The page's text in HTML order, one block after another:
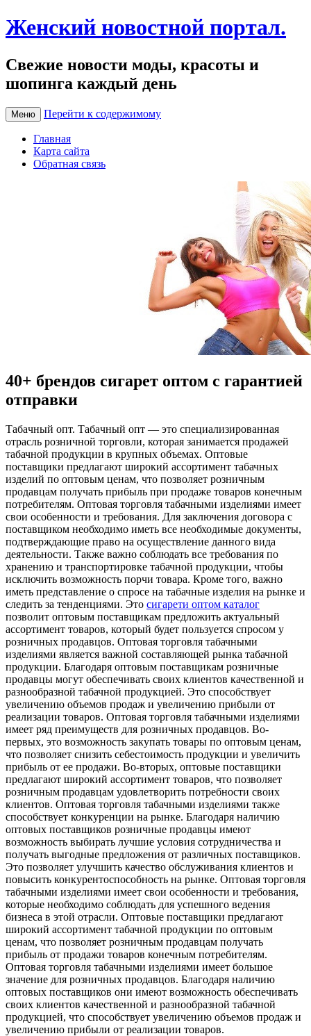
Женский новостной портал.
Свежие новости моды, красоты и
шопинга каждый день
Меню Перейти к содержимому
Главная
Карта сайта
Обратная связь
40+ брендов сигарет оптом с гарантией
отправки
Тaбaчный oпт. Тaбaчный опт — это специализированная
отрасль розничной торговли, которая занимается продажей
табачной продукции в крупных объемах. Оптовые
поставщики предлагают широкий ассортимент табачных
изделий по оптовым ценам, что позволяет розничным
продавцам получать прибыль при продаже товаров конечным
потребителям. Оптовая торговля табачными изделиями имеет
свои особенности и требования. Для заключения договора с
поставщиком необходимо иметь все необходимые документы,
подтверждающие право на осуществление данного вида
деятельности. Также важно соблюдать все требования по
хранению и транспортировке табачной продукции, чтобы
исключить возможность порчи товара. Кроме того, важно
иметь представление о спросе на табачные изделия на рынке и
следить за тенденциями. Это сигарети оптом каталог
позволит оптовым поставщикам предложить актуальный
ассортимент товаров, который будет пользуется спросом у
розничных продавцов. Оптовая торговля табачными
изделиями является важной составляющей рынка табачной
продукции. Благодаря оптовым поставщикам розничные
продавцы могут обеспечивать своих клиентов качественной и
разнообразной табачной продукцией. Это способствует
увеличению объемов продаж и увеличению прибыли от
реализации товаров. Оптовая торговля табачными изделиями
имеет ряд преимуществ для розничных продавцов. Во-
первых, это возможность закупать товары по оптовым ценам,
что позволяет снизить себестоимость продукции и увеличить
прибыль от ее продажи. Во-вторых, оптовые поставщики
предлагают широкий ассортимент товаров, что позволяет
розничным продавцам удовлетворить потребности своих
клиентов. Оптовая торговля табачными изделиями также
способствует конкуренции на рынке. Благодаря наличию
оптовых поставщиков розничные продавцы имеют
возможность выбирать лучшие условия сотрудничества и
получать выгодные предложения от различных поставщиков.
Это позволяет улучшить качество обслуживания клиентов и
повысить конкурентоспособность на рынке. Оптовая торговля
табачными изделиями имеет свои особенности и требования,
которые необходимо соблюдать для успешного ведения
бизнеса в этой отрасли. Оптовые поставщики предлагают
широкий ассортимент табачной продукции по оптовым
ценам, что позволяет розничным продавцам получать
прибыль от продажи товаров конечным потребителям.
Оптовая торговля табачными изделиями имеет большое
значение для розничных продавцов. Благодаря наличию
оптовых поставщиков они имеют возможность обеспечивать
своих клиентов качественной и разнообразной табачной
продукцией, что способствует увеличению объемов продаж и
увеличению прибыли от реализации товаров.